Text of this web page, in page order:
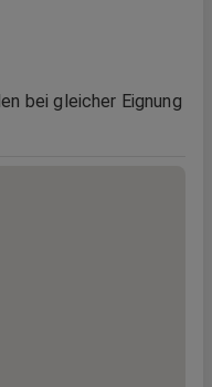
bei gleicher Eignung